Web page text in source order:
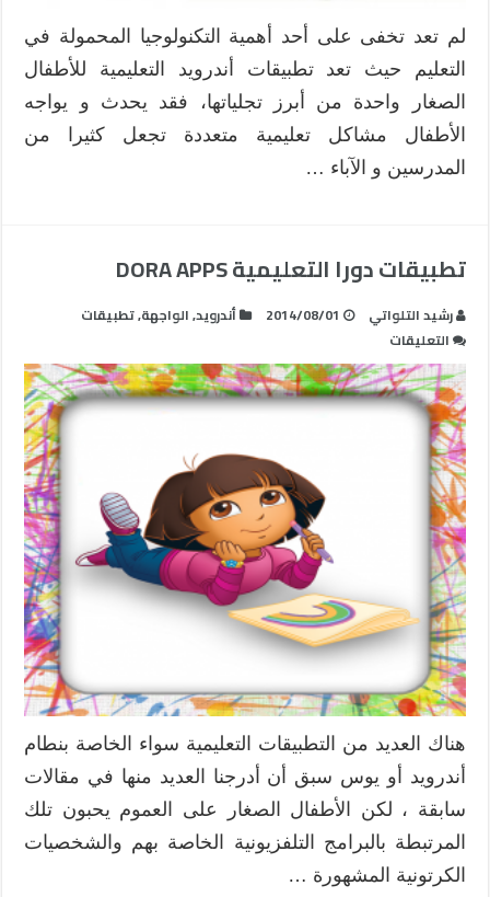
لم تعد تخفى على أحد أهمية التكنولوجيا المحمولة في
التعليم حيث تعد تطبيقات أندرويد التعليمية للأطفال
الصغار واحدة من أبرز تجلياتها، فقد يحدث و يواجه
الأطفال مشاكل تعليمية متعددة تجعل كثيرا من
المدرسين و الآباء …
تطبيقات دورا التعليمية DORA APPS
رشيد التلواتي 2014/08/01 أندرويد,الواجهة,تطبيقات
التعليقات
تطبيقات
دورا
التعليمية
هناك العديد من التطبيقات التعليمية سواء الخاصة بنطام
أندرويد أو يوس سبق أن أدرجنا العديد منها في مقالات
سابقة ، لكن الأطفال الصغار على العموم يحبون تلك
المرتبطة بالبرامج التلفزيونية الخاصة بهم والشخصيات
الكرتونية المشهورة …